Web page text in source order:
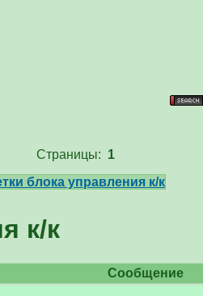
Страницы: 1
блока управления к/к
к/к
Сообщение